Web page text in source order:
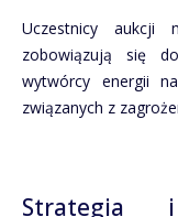
Uczestnicy aukcji
zobowiązują się
wytwórcy energii
związanych z
Strategia